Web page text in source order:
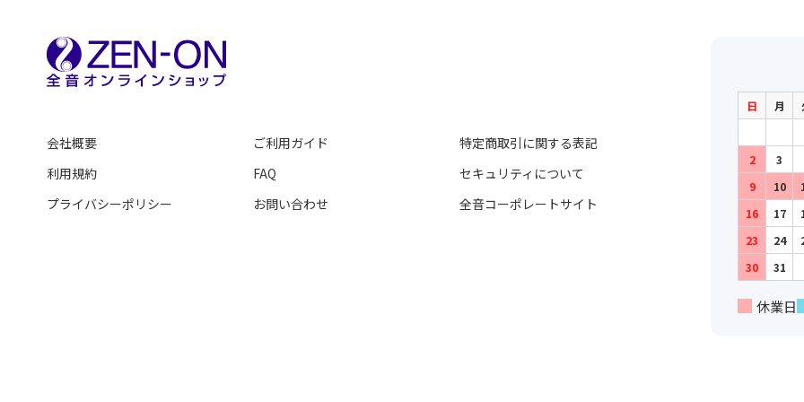
会社概要
利用規約
プライバシーポリシー
ご利用ガイド
FAQ
お問い合わせ
特定商取引に関する表記
セキュリティについて
全音コーポレートサイト
日 月
2 3
9
10
16
17
23
24
30
31
休業日